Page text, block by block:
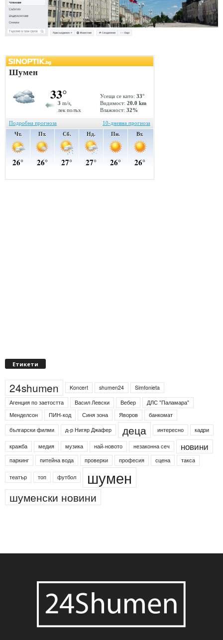
Етикети
24shumen Koncert shumen24
Simfonieta
Агенция по заетостта
Васил Левски Вебер
ДЛС "Паламара"
Менделсон
ПИН-код Синя зона Яворов
банкомат
български филми
д-р Нигяр Джафер деца интересно кадри
кражба медия музика най-новото незаконна сеч новини
паркинг питейна вода проверки професия сцена такса
театър топ футбол шумен
шуменски новини